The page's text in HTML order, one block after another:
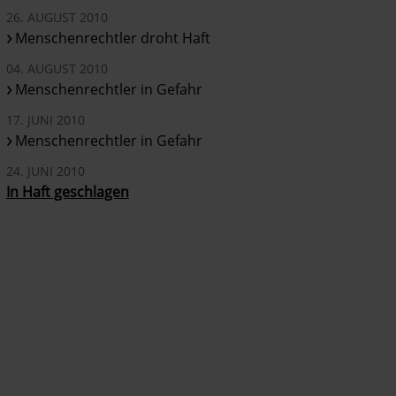
26. AUGUST 2010
Menschenrechtler droht Haft
04. AUGUST 2010
Menschenrechtler in Gefahr
17. JUNI 2010
Menschenrechtler in Gefahr
24. JUNI 2010
In Haft geschlagen